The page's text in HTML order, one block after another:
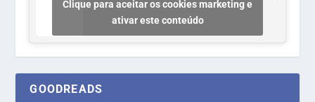
Clique para aceitar os cookies marketing e
ativar este conteúdo
GOODREADS